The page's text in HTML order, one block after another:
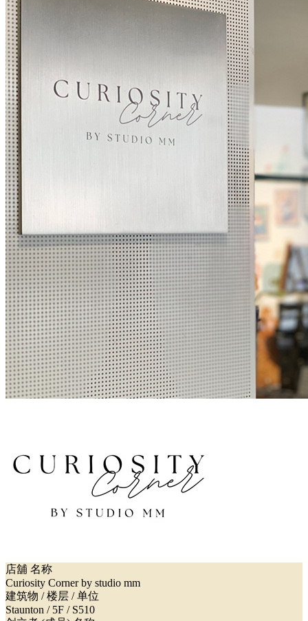
店舖 名称
Curiosity Corner by studio mm
建筑物 / 楼层 / 单位
Staunton / 5F / S510